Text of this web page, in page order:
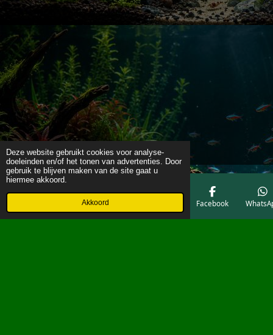
Deze website gebruikt cookies voor analyse-
doeleinden en/of het tonen van advertenties. Door
gebruik te blijven maken van de site gaat u
hiermee akkoord.
Akkoord
Telefoonnummer Facebook